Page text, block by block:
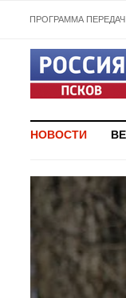
ПРОГРАММА ПЕРЕДАЧ
НОВОСТИ